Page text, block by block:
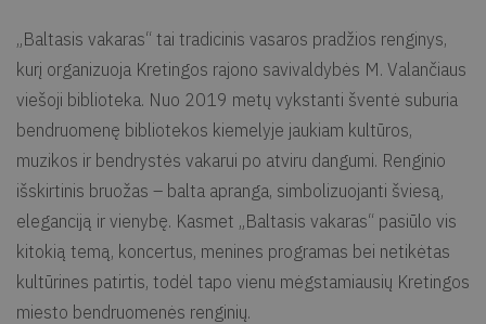
„Baltasis vakaras“ tai tradicinis vasaros pradžios renginys,
kurį organizuoja Kretingos rajono savivaldybės M. Valančiaus
viešoji biblioteka. Nuo 2019 metų vykstanti šventė suburia
bendruomenę bibliotekos kiemelyje jaukiam kultūros,
muzikos ir bendrystės vakarui po atviru dangumi. Renginio
išskirtinis bruožas – balta apranga, simbolizuojanti šviesą,
eleganciją ir vienybę. Kasmet „Baltasis vakaras“ pasiūlo vis
kitokią temą, koncertus, menines programas bei netikėtas
kultūrines patirtis, todėl tapo vienu mėgstamiausių Kretingos
miesto bendruomenės renginių.